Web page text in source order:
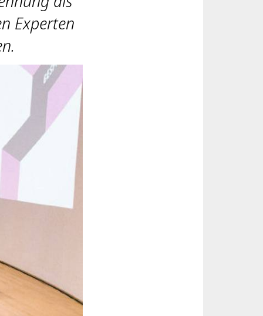
Experten